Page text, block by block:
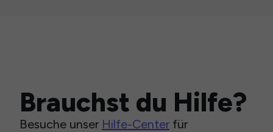
Brauchst du Hilfe?
Besuche unser Hilfe-Center für